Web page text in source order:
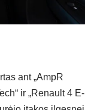
ant „AmpR
ir „Renault 4 E-